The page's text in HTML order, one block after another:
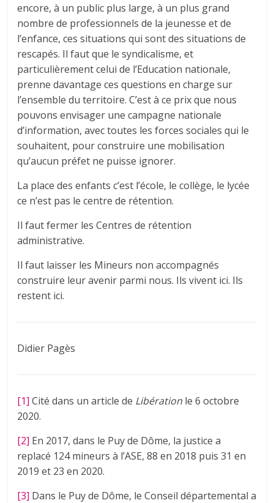
encore, à un public plus large, à un plus grand
nombre de professionnels de la jeunesse et de
l’enfance, ces situations qui sont des situations de
rescapés. Il faut que le syndicalisme, et
particulièrement celui de l’Education nationale,
prenne davantage ces questions en charge sur
l’ensemble du territoire. C’est à ce prix que nous
pouvons envisager une campagne nationale
d’information, avec toutes les forces sociales qui le
souhaitent, pour construire une mobilisation
qu’aucun préfet ne puisse ignorer.
La place des enfants c’est l’école, le collège, le lycée
ce n’est pas le centre de rétention.
Il faut fermer les Centres de rétention
administrative.
Il faut laisser les Mineurs non accompagnés
construire leur avenir parmi nous. Ils vivent ici. Ils
restent ici.
Didier Pagès
[1] Cité dans un article de Libération le 6 octobre
2020.
[2] En 2017, dans le Puy de Dôme, la justice a
replacé 124 mineurs à l’ASE, 88 en 2018 puis 31 en
2019 et 23 en 2020.
[3] Dans le Puy de Dôme, le Conseil départemental a